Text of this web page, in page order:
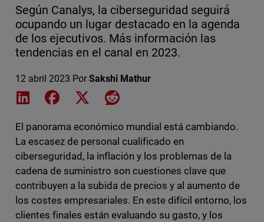
Según Canalys, la ciberseguridad seguirá
ocupando un lugar destacado en la agenda
de los ejecutivos. Más información las
tendencias en el canal en 2023.
12 abril 2023 Por Sakshi Mathur
Share on LinkedIn
Share on Facebook
Share on XShare on Reddit
El panorama económico mundial está cambiando.
La escasez de personal cualificado en
ciberseguridad, la inflación y los problemas de la
cadena de suministro son cuestiones clave que
contribuyen a la subida de precios y al aumento de
los costes empresariales. En este difícil entorno, los
clientes finales están evaluando su gasto, y los